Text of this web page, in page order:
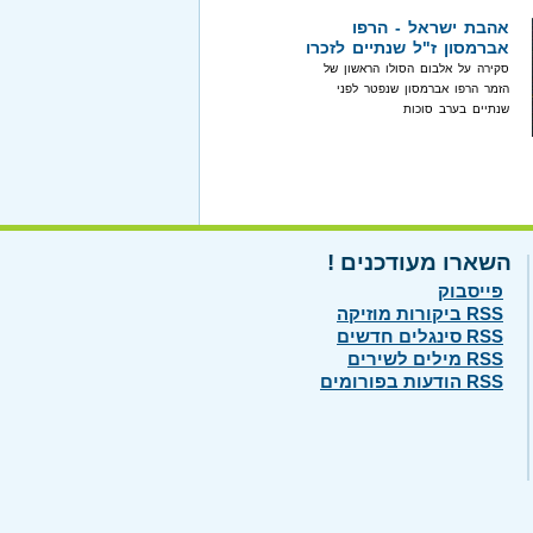
אהבת ישראל - הרפו
אברמסון ז"ל שנתיים לזכרו
סקירה על אלבום הסולו הראשון של
הזמר הרפו אברמסון שנפטר לפני
שנתיים בערב סוכות
השארו מעודכנים !
פייסבוק
RSS ביקורות מוזיקה
RSS סינגלים חדשים
RSS מילים לשירים
RSS הודעות בפורומים